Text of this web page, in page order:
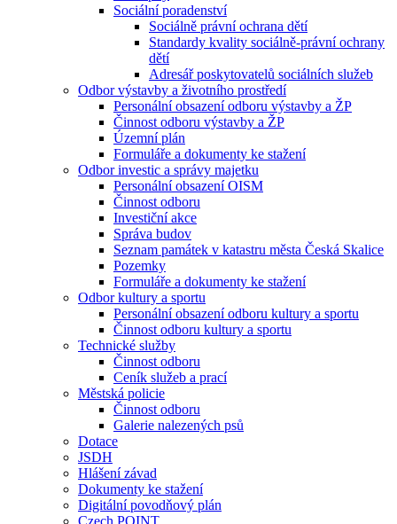
Sociální poradenství
Sociálně právní ochrana dětí
Standardy kvality sociálně-právní ochrany
dětí
Adresář poskytovatelů sociálních služeb
Odbor výstavby a životního prostředí
Personální obsazení odboru výstavby a ŽP
Činnost odboru výstavby a ŽP
Územní plán
Formuláře a dokumenty ke stažení
Odbor investic a správy majetku
Personální obsazení OISM
Činnost odboru
Investiční akce
Správa budov
Seznam památek v katastru města Česká Skalice
Pozemky
Formuláře a dokumenty ke stažení
Odbor kultury a sportu
Personální obsazení odboru kultury a sportu
Činnost odboru kultury a sportu
Technické služby
Činnost odboru
Ceník služeb a prací
Městská policie
Činnost odboru
Galerie nalezených psů
Dotace
JSDH
Hlášení závad
Dokumenty ke stažení
Digitální povodňový plán
Czech POINT